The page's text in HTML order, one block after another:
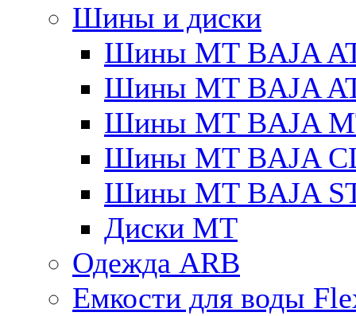
Шины и диски
Шины MT BAJA
Шины MT BAJA
Шины MT BAJA
Шины MT BAJA
Шины MT BAJA
Диски MT
Одежда ARB
Емкости для воды